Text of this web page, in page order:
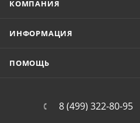
КОМПАНИЯ
ИНФОРМАЦИЯ
ПОМОЩЬ
8 (499) 322-80-95